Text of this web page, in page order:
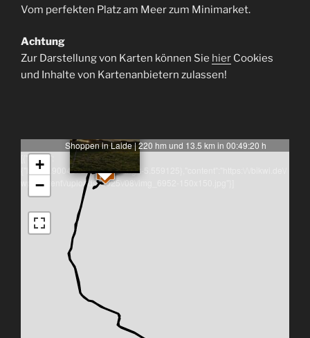
Vom perfekten Platz am Meer zum Minimarket.
Achtung
Zur Darstellung von Karten können Sie hier Cookies
und Inhalte von Kartenanbietern zulassen!
Shoppen in Laide | 220 hm und 13.5 km in 00:49:20 h
[{"latlng":
{"lat":57.90049722222222,"lng":-5.559125},"content":"https:\/\/bikwi.de\/
wp-content\/uploads\/2025\/08\/img_6952-150x150.jpg"}]
+
−